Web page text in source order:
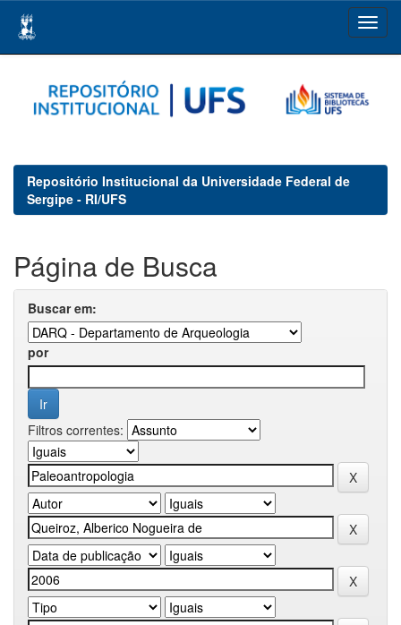
navigation
Repositório Institucional da Universidade Federal de
Sergipe - RI/UFS
Página de Busca
Buscar em:
por
Filtros correntes: